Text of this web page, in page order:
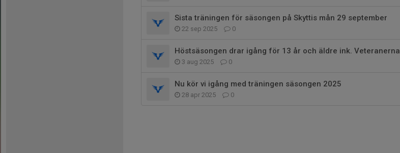
Sista träningen för säsongen på Skyttis mån 29 september
22 sep 2025 0
Höstsäsongen drar igång för 13 år och äldre ink. Veteranerna
3 aug 2025 0
Nu kör vi igång med träningen säsongen 2025
28 apr 2025 0